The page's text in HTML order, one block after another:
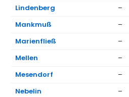
Lindenberg
–
Mankmuß
–
Marienfließ
–
Mellen
–
Mesendorf
–
Nebelin
–